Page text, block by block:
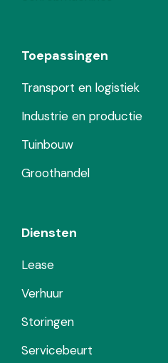
Toepassingen
Transport en logistiek
Industrie en productie
Tuinbouw
Groothandel
Diensten
Lease
Verhuur
Storingen
Servicebeurt